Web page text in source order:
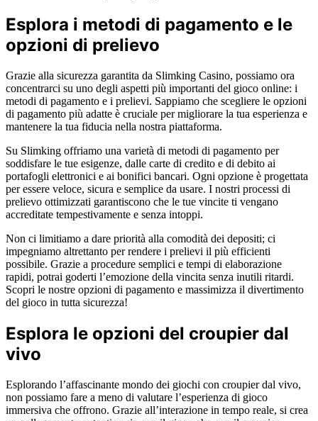
Esplora i metodi di pagamento e le
opzioni di prelievo
Grazie alla sicurezza garantita da Slimking Casino, possiamo ora
concentrarci su uno degli aspetti più importanti del gioco online: i
metodi di pagamento e i prelievi. Sappiamo che scegliere le opzioni
di pagamento più adatte è cruciale per migliorare la tua esperienza e
mantenere la tua fiducia nella nostra piattaforma.
Su Slimking offriamo una varietà di metodi di pagamento per
soddisfare le tue esigenze, dalle carte di credito e di debito ai
portafogli elettronici e ai bonifici bancari. Ogni opzione è progettata
per essere veloce, sicura e semplice da usare. I nostri processi di
prelievo ottimizzati garantiscono che le tue vincite ti vengano
accreditate tempestivamente e senza intoppi.
Non ci limitiamo a dare priorità alla comodità dei depositi; ci
impegniamo altrettanto per rendere i prelievi il più efficienti
possibile. Grazie a procedure semplici e tempi di elaborazione
rapidi, potrai goderti l’emozione della vincita senza inutili ritardi.
Scopri le nostre opzioni di pagamento e massimizza il divertimento
del gioco in tutta sicurezza!
Esplora le opzioni del croupier dal
vivo
Esplorando l’affascinante mondo dei giochi con croupier dal vivo,
non possiamo fare a meno di valutare l’esperienza di gioco
immersiva che offrono. Grazie all’interazione in tempo reale, si crea